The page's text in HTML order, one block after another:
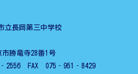
市立長岡第三中学校
京市勝竜寺28番1号
FAX 075‐951‐8429